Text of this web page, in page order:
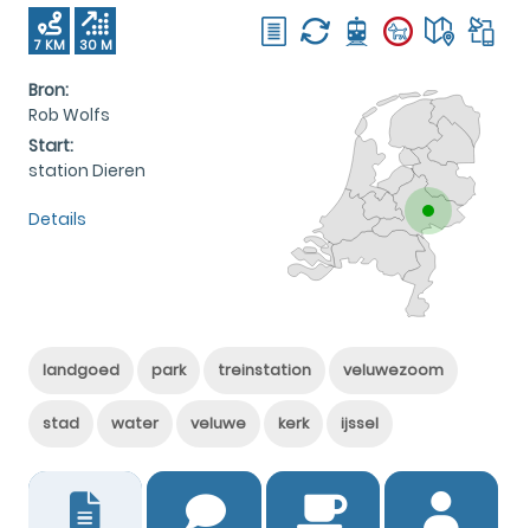
7 KM 30 M
Bron:
Rob Wolfs
Start:
station Dieren
Details
landgoed park treinstation veluwezoom
stad water veluwe kerk ijssel